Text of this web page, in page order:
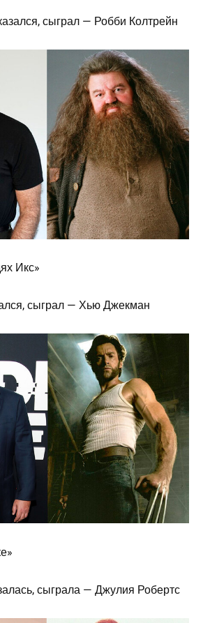
сыграл — Робби Колтрейн
Икс»
сыграл — Хью Джекман
сыграла — Джулия Робертс